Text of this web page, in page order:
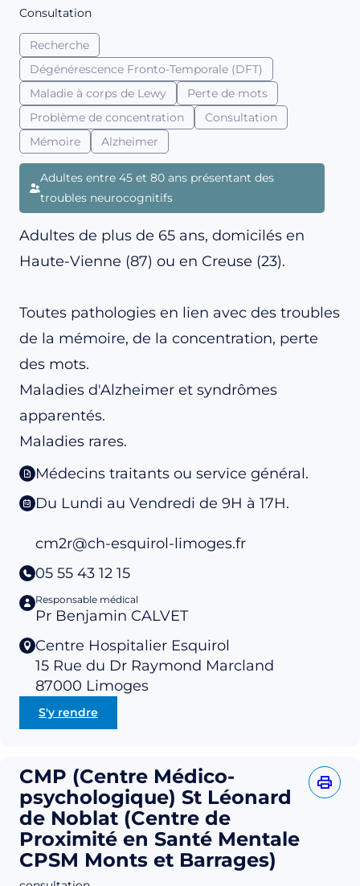
Consultation
Recherche
Dégénérescence Fronto-Temporale (DFT)
Maladie à corps de Lewy
Perte de mots
Problème de concentration
Consultation
Mémoire
Alzheimer
Adultes entre 45 et 80 ans présentant des
troubles neurocognitifs
Adultes de plus de 65 ans, domicilés en
Haute-Vienne (87) ou en Creuse (23).
Toutes pathologies en lien avec des troubles
de la mémoire, de la concentration, perte
des mots.
Maladies d'Alzheimer et syndrômes
apparentés.
Maladies rares.
Médecins traitants ou service général.
Du Lundi au Vendredi de 9H à 17H.
cm2r@ch-esquirol-limoges.fr
05 55 43 12 15
Responsable médical
Pr Benjamin CALVET
Centre Hospitalier Esquirol
15 Rue du Dr Raymond Marcland
87000 Limoges
S'y rendre
CMP (Centre Médico-
psychologique) St Léonard
de Noblat (Centre de
Proximité en Santé Mentale
CPSM Monts et Barrages)